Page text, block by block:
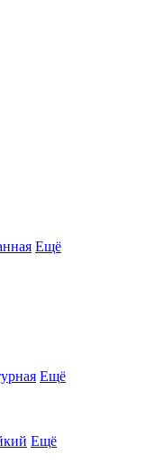
Ещё
Ещё
Ещё